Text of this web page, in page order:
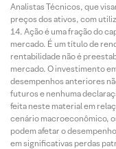
Analistas Técnicos, que
preços dos ativos, com
Ação é uma fração do
mercado. É um título de
rentabilidade não é
mercado. O investimento
desempenhos anteriores
futuros e nenhuma
feita neste material em
cenário macroeconômico,
podem afetar o
em significativas perdas